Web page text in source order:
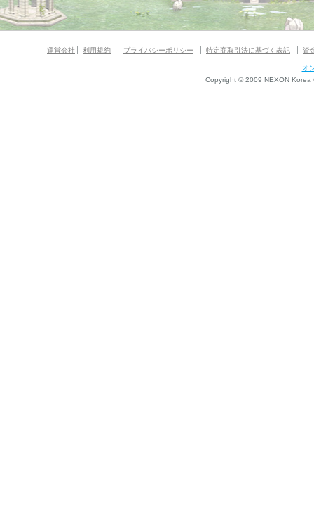
運営会社 利用規約 プライバシーポリシー 特定商取引法に基づく表記 資
オ
Copyright © 2009 NEXON Korea